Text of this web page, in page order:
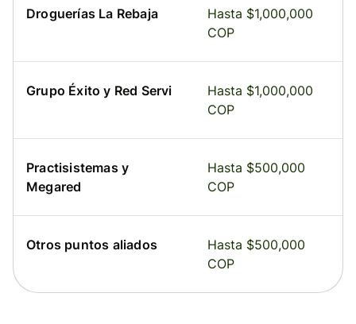
Droguerías La Rebaja
Hasta $1,000,000
COP
Grupo Éxito y Red Servi
Hasta $1,000,000
COP
Practisistemas y
Megared
Hasta $500,000
COP
Otros puntos aliados
Hasta $500,000
COP